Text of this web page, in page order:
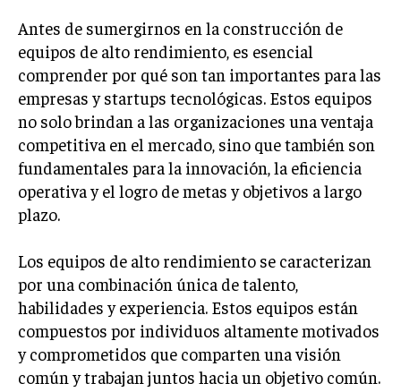
PUBLICIDAD
VENTAS Y PERSUASIÓN
GESTIÓN DE PRODUCTOS
COMUNICACIÓN CORPORATIVA
GESTIÓN DE MARCA
INVESTIGACIÓN DE MERCADO
GESTIÓN DE CLIENTES
EMPRENDIMIENTO
INNOVACIÓN EMPRESARIAL
GESTIÓN DEL CAMBIO
Antes de sumergirnos en la construcción de
equipos de alto rendimiento, es esencial
comprender por qué son tan importantes para las
empresas y startups tecnológicas. Estos equipos
no solo brindan a las organizaciones una ventaja
competitiva en el mercado, sino que también son
fundamentales para la innovación, la eficiencia
operativa y el logro de metas y objetivos a largo
plazo.
Los equipos de alto rendimiento se caracterizan
por una combinación única de talento,
habilidades y experiencia. Estos equipos están
compuestos por individuos altamente motivados
y comprometidos que comparten una visión
común y trabajan juntos hacia un objetivo común.